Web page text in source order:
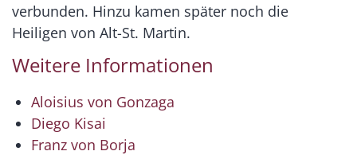
verbunden. Hinzu kamen später noch die
Heiligen von Alt-St. Martin.
Weitere Informationen
Aloisius von Gonzaga
Diego Kisai
Franz von Borja